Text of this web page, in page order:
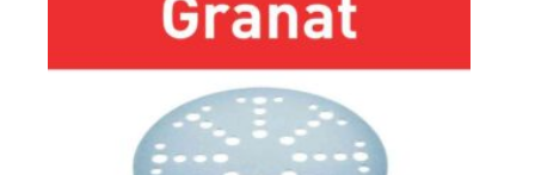
138,86 €